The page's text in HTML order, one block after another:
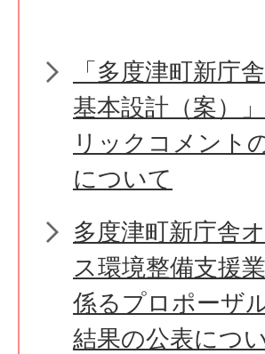
「多度津町新庁
基本設計（案）
リックコメント
について
多度津町新庁舎
ス環境整備支援
係るプロポーザ
結果の公表につ